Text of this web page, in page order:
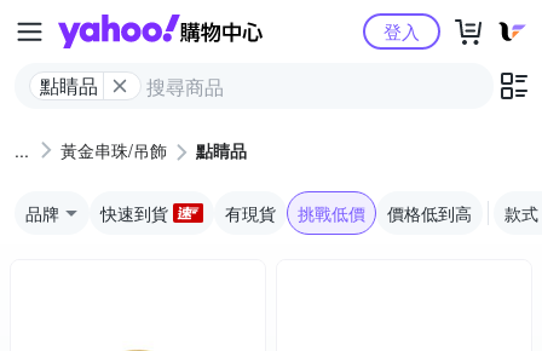
Yahoo購物中心
點睛品
登入
黃金串珠/吊飾 點睛品
品牌 快速到貨 有現貨 挑戰低價 價格低到高 款式